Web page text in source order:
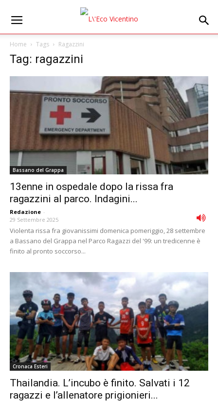
Home Tags Ragazzini
Tag: ragazzini
Bassano del Grappa
13enne in ospedale dopo la rissa fra
ragazzini al parco. Indagini...
Redazione -
29 Settembre 2025
Violenta rissa fra giovanissimi domenica pomeriggio, 28 settembre
a Bassano del Grappa nel Parco Ragazzi del '99: un tredicenne è
finito al pronto soccorso...
Cronaca Esteri
Thailandia. L’incubo è finito. Salvati i 12
ragazzi e l’allenatore prigionieri...